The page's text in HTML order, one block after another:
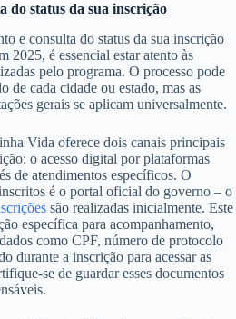
do status da sua inscrição
e consulta do status da sua inscrição
2025, é essencial estar atento às
pelo programa. O processo pode
de cada cidade ou estado, mas as
gerais se aplicam universalmente.
Vida oferece dois canais principais
o acesso digital por plataformas
de atendimentos específicos. O
é o portal oficial do governo – o
são realizadas inicialmente. Este
específica para acompanhamento,
como CPF, número de protocolo
durante a inscrição para acessar as
se de guardar esses documentos